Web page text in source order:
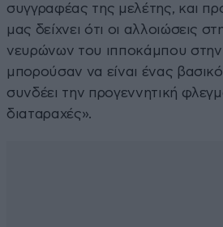
συγγραφέας της μελέτης, και
μας δείχνει ότι οι αλλοιώσεις
νευρώνων του ιπποκάμπου
μπορούσαν να είναι ένας
συνδέει την προγεννητική
διαταραχές».